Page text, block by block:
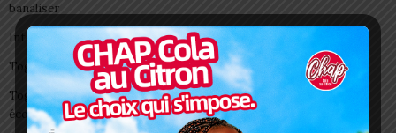
banaliser
Interclubs CAF: ASCK et ASKO face à deux gros morceaux
Togo/ Boissons énergisantes: l’État tire la sonnette d’alarme
Togo/ Rentrée scolaire 2026-2027: consultez la liste officielle des
écoles autorisées